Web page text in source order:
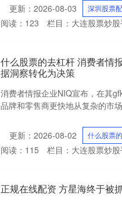
更新：2026-08-03 深圳股票
阅读： 123 栏目： 大连股票炒
什么股票的去杠杆 消费者情
据洞察转化为决策
消费者情报企业NIQ宣布，在其
品牌和零售商更快地从复杂的市
更新：2026-08-02 什么股票
阅读： 115 栏目： 大连股票炒
正规在线配资 方星海终于被